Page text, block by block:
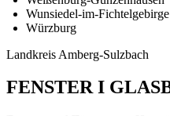
Wunsiedel-im-Fichtelgebirge
Würzburg
Landkreis Amberg-Sulzbach
FENSTER I